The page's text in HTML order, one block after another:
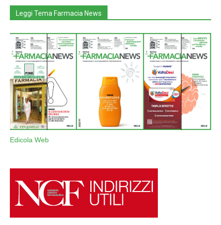
Leggi Tema Farmacia News
Edicola Web